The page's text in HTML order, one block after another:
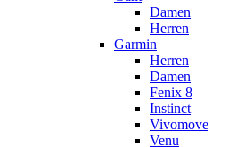
Damen
Herren
Garmin
Herren
Damen
Fenix 8
Instinct
Vivomove
Venu